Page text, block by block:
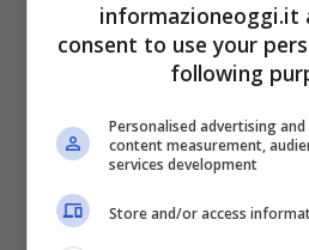
informazioneoggi.it
consent to use your
following
Personalised advertising
content measurement,
services development
Store and/or access